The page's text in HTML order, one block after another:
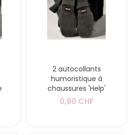
2 autocollants
humoristique à
chaussures 'Help'
0,80 CHF